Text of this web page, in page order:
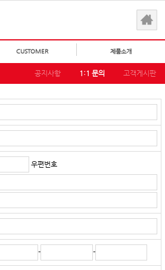
CUSTOMER 제품소개
공지사항 1:1 문의 고객게시판
우편번호
- -